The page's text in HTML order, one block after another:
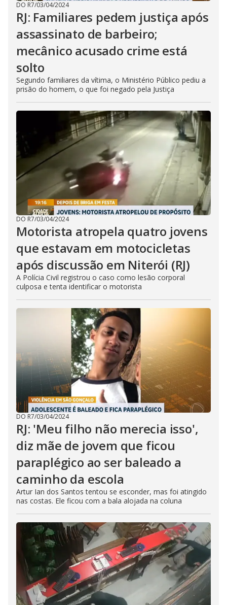
DO R7/03/04/2024
RJ: Familiares pedem justiça após
assassinato de barbeiro;
mecânico acusado crime está
solto
Segundo familiares da vítima, o Ministério Público pediu a
prisão do homem, o que foi negado pela Justiça
DO R7/03/04/2024
Motorista atropela quatro jovens
que estavam em motocicletas
após discussão em Niterói (RJ)
A Polícia Civil registrou o caso como lesão corporal
culposa e tenta identificar o motorista
DO R7/03/04/2024
RJ: 'Meu filho não merecia isso',
diz mãe de jovem que ficou
paraplégico ao ser baleado a
caminho da escola
Artur Ian dos Santos tentou se esconder, mas foi atingido
nas costas. Ele ficou com a bala alojada na coluna